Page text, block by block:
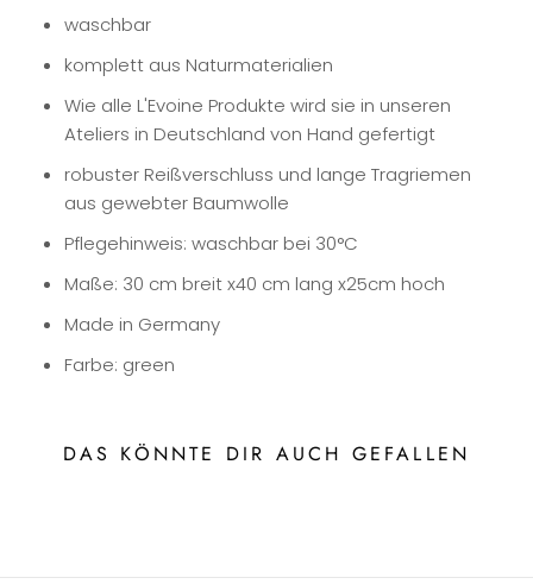
waschbar
komplett aus Naturmaterialien
Wie alle L'Evoine Produkte wird sie in unseren
Ateliers in Deutschland von Hand gefertigt
robuster Reißverschluss und lange Tragriemen
aus gewebter Baumwolle
Pflegehinweis: waschbar bei 30°C
Maße: 30 cm breit x40 cm lang x25cm hoch
Made in Germany
Farbe: green
DAS KÖNNTE DIR AUCH GEFALLEN